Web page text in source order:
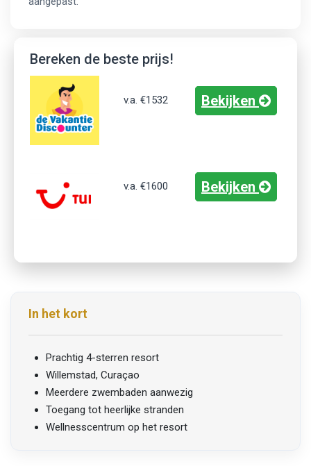
Bereken de beste prijs!
v.a. €1532 Bekijken
v.a. €1600 Bekijken
In het kort
Prachtig 4-sterren resort
Willemstad, Curaçao
Meerdere zwembaden aanwezig
Toegang tot heerlijke stranden
Wellnesscentrum op het resort